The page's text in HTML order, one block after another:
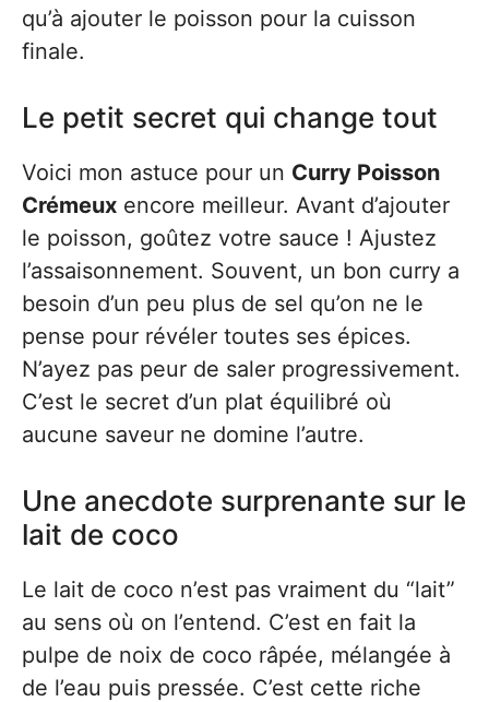
qu’à ajouter le poisson pour la cuisson
finale.
Le petit secret qui change tout
Voici mon astuce pour un Curry Poisson
Crémeux encore meilleur. Avant d’ajouter
le poisson, goûtez votre sauce ! Ajustez
l’assaisonnement. Souvent, un bon curry a
besoin d’un peu plus de sel qu’on ne le
pense pour révéler toutes ses épices.
N’ayez pas peur de saler progressivement.
C’est le secret d’un plat équilibré où
aucune saveur ne domine l’autre.
Une anecdote surprenante sur le
lait de coco
Le lait de coco n’est pas vraiment du “lait”
au sens où on l’entend. C’est en fait la
pulpe de noix de coco râpée, mélangée à
de l’eau puis pressée. C’est cette riche